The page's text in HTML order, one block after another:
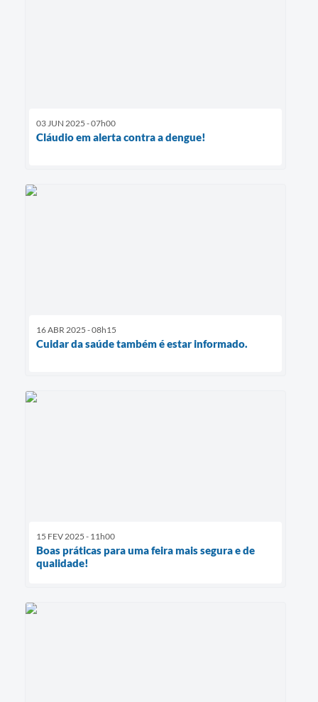
03 JUN 2025 - 07h00
Cláudio em alerta contra a dengue!
16 ABR 2025 - 08h15
Cuidar da saúde também é estar informado.
15 FEV 2025 - 11h00
Boas práticas para uma feira mais segura e de
qualidade!